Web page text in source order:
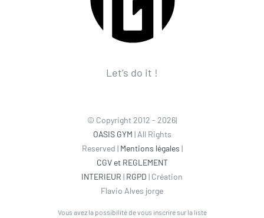
Let’s do it !
© Copyright 2012 - 2026|
OASIS GYM | All Rights
Reserved | Mentions légales |
CGV et REGLEMENT
INTERIEUR | RGPD | Création
Flavio Alves jorge
Vous avez la possibilité de vous inscrire sur la liste